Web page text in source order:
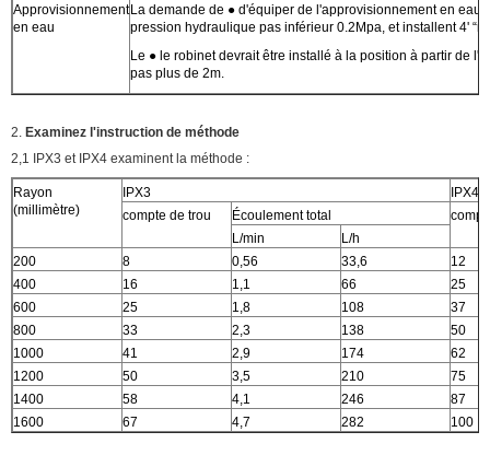
Approvisionnement
en eau
La demande de ● d'équiper de l'approvisionnement en eau,
pression hydraulique pas inférieur 0.2Mpa, et installent 4'
Le ● le robinet devrait être installé à la position à partir de
pas plus de 2m.
2. Examinez l'instruction de méthode
2,1 IPX3 et IPX4 examinent la méthode :
Rayon
(millimètre)
IPX3
IPX4
compte de trou
Écoulement total
L/min
L/h
200
8 0,56 33,6
12
400
16 1,1 66
25
600
25 1,8 108
37
800
33 2,3 138
50
1000
41 2,9 174
62
1200
50 3,5 210
75
1400
58 4,1 246
87
1600
67 4,7 282 100